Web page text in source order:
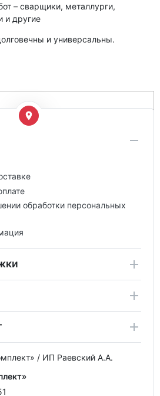
– сварщики, металлурги,
и другие
и универсальны.
обработки персональных